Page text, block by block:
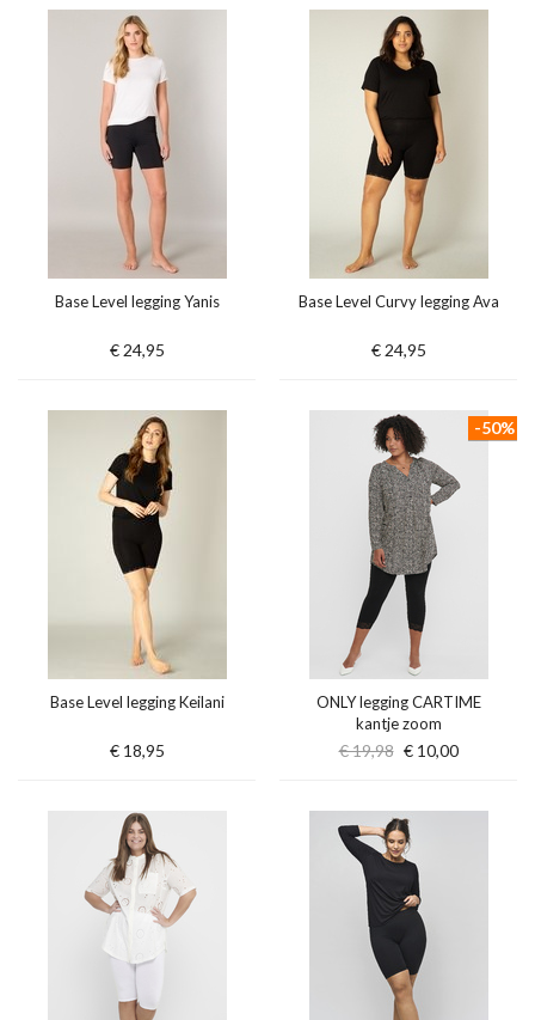
Base Level legging Yanis
€ 24,95
Base Level Curvy legging Ava
€ 24,95
Base Level legging Keilani
€ 18,95
ONLY legging CARTIME
kantje zoom
€ 19,98 € 10,00
-50%